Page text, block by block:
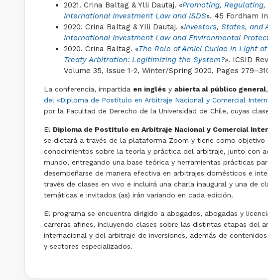
2021. Crina Baltag & Ylli Dautaj. «Promoting,
International Investment Law and ISDS». 45 Fordham
2020. Crina Baltag & Ylli Dautaj. «Investors, States, and
International Investment Law and Environmental
2020. Crina Baltag. «The Role of Amici Curiae in Light
Treaty Arbitration: Legitimizing the System?». ICSID
Volume 35, Issue 1-2, Winter/Spring 2020, Pages
La conferencia, impartida en inglés yabierta al público general
del «Diploma de Postítulo en Arbitraje Nacional y Comercial
por la Facultad de Derecho de la Universidad de Chile, cuyas
El Diploma de Postítulo en Arbitraje Nacional y Comercial
se dictará a través de la plataforma Zoom y tiene como objetivo
conocimientos sobre la teoría y práctica del arbitraje, junto con
mundo, entregando una base teórica y herramientas prácticas
desempeñarse de manera efectiva en arbitrajes domésticos e
través de clases en vivo e incluirá una charla inaugural y una de
temáticas e invitados (as) irán variando en cada edición.
El programa se encuentra dirigido a abogados, abogadas y
carreras afines, incluyendo clases sobre las distintas etapas del
internacional y del arbitraje de inversiones, además de
y sectores especializados.